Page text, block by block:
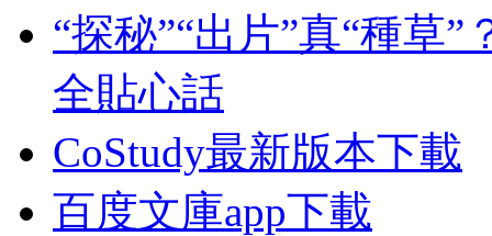
“探秘”“出片”真“種草
全貼心話
CoStudy最新版本下載
百度文庫app下載